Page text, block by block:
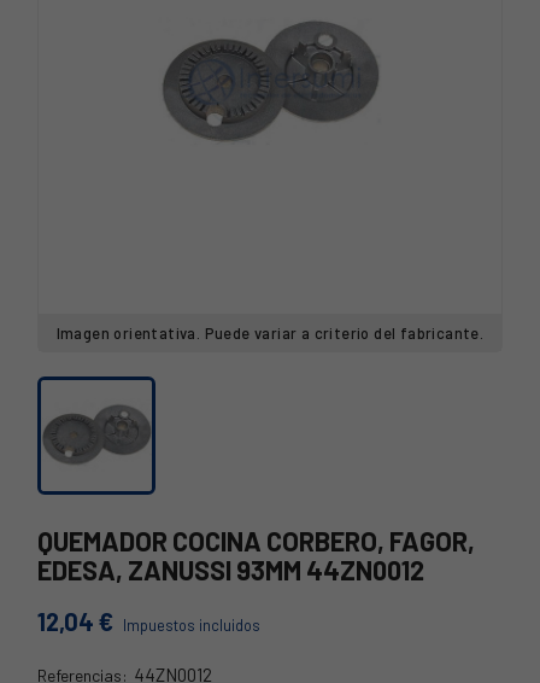
Imagen orientativa. Puede variar a criterio del fabricante.
QUEMADOR COCINA CORBERO, FAGOR,
EDESA, ZANUSSI 93MM 44ZN0012
12,04 € Impuestos incluidos
Referencias: 44ZN0012